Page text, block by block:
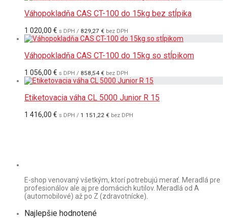
Váhopokladňa CAS CT-100 do 15kg bez stĺpika
1 020,00 € s DPH / 829,27 € bez DPH
Váhopokladňa CAS CT-100 do 15kg so stĺpikom
1 056,00 € s DPH / 858,54 € bez DPH
Etiketovacia váha CL 5000 Junior R 15
1 416,00 € s DPH / 1 151,22 € bez DPH
E-shop venovaný všetkým, ktorí potrebujú merať. Meradlá pre
profesionálov ale aj pre domácich kutilov. Meradlá od A
(automobilové) až po Z (zdravotnícke).
Najlepšie hodnotené